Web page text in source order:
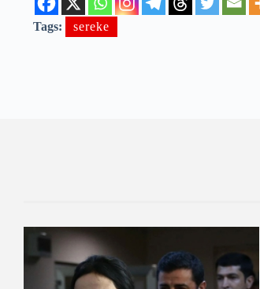
Tags: sereke